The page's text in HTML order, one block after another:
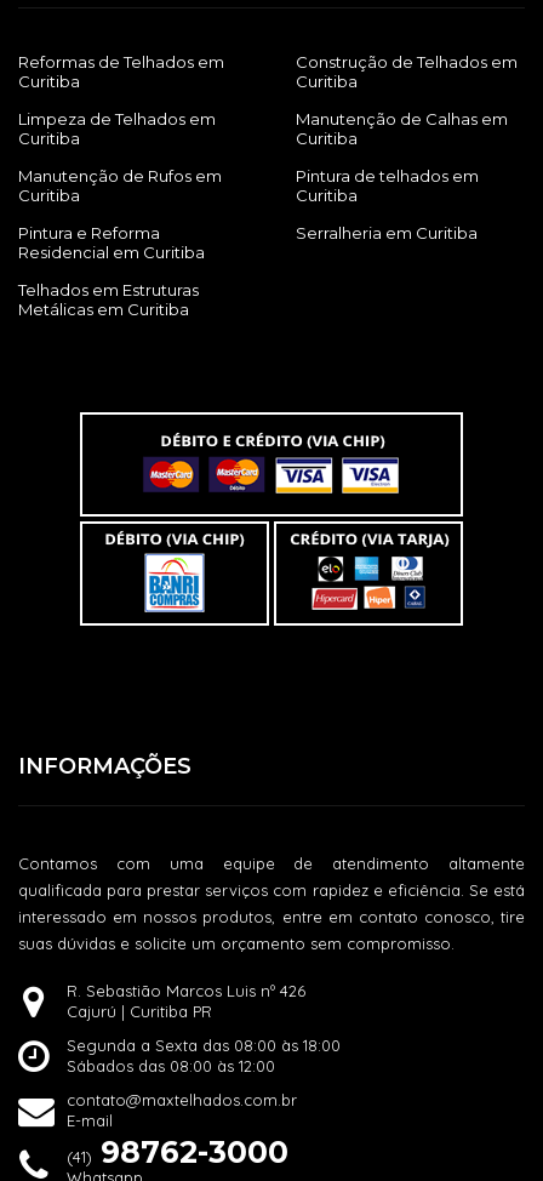
Reformas de Telhados em
Curitiba
Construção de Telhados em
Curitiba
Limpeza de Telhados em
Curitiba
Manutenção de Calhas em
Curitiba
Manutenção de Rufos em
Curitiba
Pintura de telhados em
Curitiba
Pintura e Reforma
Residencial em Curitiba
Serralheria em Curitiba
Telhados em Estruturas
Metálicas em Curitiba
INFORMAÇÕES
Contamos com uma equipe de atendimento altamente
qualificada para prestar serviços com rapidez e eficiência. Se está
interessado em nossos produtos, entre em contato conosco, tire
suas dúvidas e solicite um orçamento sem compromisso.
R. Sebastião Marcos Luis nº 426
Cajurú | Curitiba PR
Segunda a Sexta das 08:00 às 18:00
Sábados das 08:00 às 12:00
contato@maxtelhados.com.br
E-mail
(41) 98762-3000